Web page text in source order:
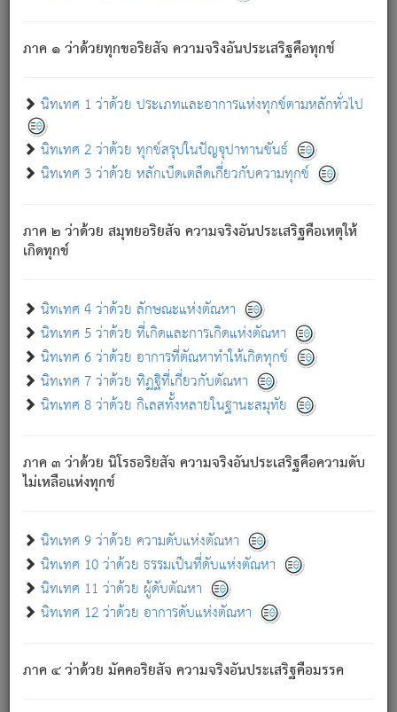
ภาค ๑ ว่าด้วยทุกขอริยสัจ ความจริงอันประเสริฐคือทุกข์
นิทเทศ 1 ว่าด้วย ประเภทและอาการแห่งทุกข์ตามหลักทั่วไป
นิทเทศ 2 ว่าด้วย ทุกข์สรุปในปัญจุปาทานขันธ์
นิทเทศ 3 ว่าด้วย หลักเบ็ดเตล็ดเกี่ยวกับความทุกข์
ภาค ๒ ว่าด้วย สมุทยอริยสัจ ความจริงอันประเสริฐคือเหตุให้
เกิดทุกข์
นิทเทศ 4 ว่าด้วย ลักษณะแห่งตัณหา
นิทเทศ 5 ว่าด้วย ที่เกิดและการเกิดแห่งตัณหา
นิทเทศ 6 ว่าด้วย อาการที่ตัณหาทำให้เกิดทุกข์
นิทเทศ 7 ว่าด้วย ทิฏฐิที่เกี่ยวกับตัณหา
นิทเทศ 8 ว่าด้วย กิเลสทั้งหลายในฐานะสมุทัย
ภาค ๓ ว่าด้วย นิโรธอริยสัจ ความจริงอันประเสริฐคือความดับ
ไม่เหลือแห่งทุกข์
นิทเทศ 9 ว่าด้วย ความดับแห่งตัณหา
นิทเทศ 10 ว่าด้วย ธรรมเป็นที่ดับแห่งตัณหา
นิทเทศ 11 ว่าด้วย ผู้ดับตัณหา
นิทเทศ 12 ว่าด้วย อาการดับแห่งตัณหา
ภาค ๔ ว่าด้วย มัคคอริยสัจ ความจริงอันประเสริฐคือมรรค
ภพ ว่ามีได้เพราะวิภพ[2]: เรากล่าวว่า สมณะหรือพราหมณ์ทั้ง
ปวงนั้น ก็ยังสลัดภพออกไปไม่ได้.
ก็ทุกข์นี้มีขึ้น เพราะอาศัยซึ่งอุปธิทั้งปวง.
เพราะความสิ้นไปแห่งอุปาทานทั้งปวง ความเกิดขึ้นแห่ง
ทุกข์จึงไม่มี.
ท่านจงดูโลกนี้เถิด (จะเห็นว่า) สัตว์ทั้งหลายอันอวิชาหนา
แน่นบังหนาแล้ว; และว่า สัตว์ผู้ยินดีในภพอันเป็นแล้วนั้น ย่อม
อันเป็นไปในที่หรือเวลาทั้งปวง[3]เพื่อความมีแห่งประโยชน์โดย
ประการทั้งปวง; ภพทั้งหลายทั้งหมดนั้น ไม่เที่ยง เป็นทุกข์ มี
ความแปรปรวนเป็นธรรมดา.
อย่างนี้อยู่; เขาย่อมละภวตัณหาได้ และไม่เพลิดเพลินวิภวตัณหา
ด้วย.
ความดับเพราะความสำรอกไม่เหลือ (แห่งภพทั้งหลาย)
เพราะความสิ้นไปแห่งตัณหาโดยประการทั้งปวง นั้นคือ
นิพพาน.
ภพใหม่ย่อมไม่มีแก่ภิกษุนั้น ผู้ดับเย็นสนิทแล้ว เพราะไม่มี
ภิกษุนั้น เป็นผู้ครอบงำมารได้แล้ว ชนะสงครามแล้ว ก้าวล่วง
ภพทั้งหลายทั้งปวงได้แล้ว เป็นผู้คงที่ (คือไม่เปลี่ยนแปลงอีกต่อ
- อุ.ขุ. ๒๕/๑๒๑/๘๔.
(ข้อความนี้ เป็นพระพุทธอุทานที่ทรงเปล่งออก ที่โคนต้นโพธิ์
เป็นที่ตรัสรู้ เมื่อตรัสรู้แล้วได้ 7 วัน)